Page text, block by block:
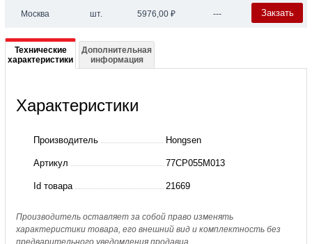
Москва шт. 5976,00 ₽ --- Закзать
Подробная
информация
Датчик
Hongsen
Технические
характеристики
Дополнительная
информация
Характеристики
Производитель Hongsen
Артикул 77CP055M013
Id товара 21669
Производитель оставляет за собой право изменять
характеристики товара, его внешний вид и комплектность без
предварительного уведомления продавца.